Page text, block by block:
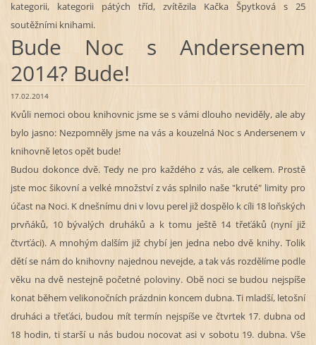
kategorii, kategorii pátých tříd, zvítězila Kačka Špytková s 25
soutěžními knihami.
Bude Noc s Andersenem
2014? Bude!
17.02.2014
Kvůli nemoci obou knihovnic jsme se s vámi dlouho neviděly, ale aby
bylo jasno: Nezpomněly jsme na vás a kouzelná Noc s Andersenem v
knihovně letos opět bude!
Budou dokonce dvě. Tedy ne pro každého z vás, ale celkem. Prostě
jste moc šikovní a velké množství z vás splnilo naše "kruté" limity pro
účast na Noci. K dnešnímu dni v lovu perel již dospělo k cíli 18 loňských
prvňáků, 10 bývalých druháků a k tomu ještě 14 třeťáků (nyní již
čtvrťáci). A mnohým dalším již chybí jen jedna nebo dvě knihy. Tolik
dětí se nám do knihovny najednou nevejde, a tak vás rozdělíme podle
věku na dvě nestejně početné poloviny. Obě noci se budou nejspíše
konat během velikonočních prázdnin koncem dubna. Ti mladší, letošní
druháci a třeťáci, budou mít termín nejspíše ve čtvrtek 17. dubna od
18 hodin, ti starší u nás budou nocovat asi v sobotu 19. dubna. Vše